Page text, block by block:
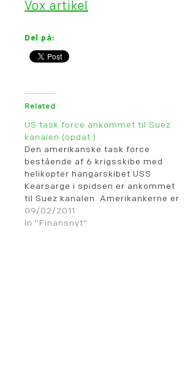
Vox artikel
Del på:
Related
US task force ankommet til Suez
kanalen (opdat.)
Den amerikanske task force
bestående af 6 krigsskibe med
helikopter hangarskibet USS
Kearsarge i spidsen er ankommet
til Suez kanalen. Amerikankerne er
uden tvivl nervøse for, at der skal
ske forstyrrelser i den frie adgang
09/02/2011
In "Finansnyt"